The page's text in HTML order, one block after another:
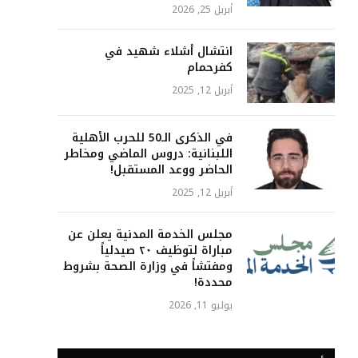
أبريل 25, 2026
انتشال أشلاء شهيد في
كفرحمام
أبريل 12, 2025
في الذكرى الـ50 للحرب الأهلية
اللبنانية: دروس الماضي ومخاطر
الحاضر ووعد المستقبل!
أبريل 12, 2025
مجلس الخدمة المدنية يعلن عن
مباراة لتوظيف ٢٠ صيدلياً
ومفتشاً في وزارة الصحة بشروط
محددة!
يوليو 11, 2026